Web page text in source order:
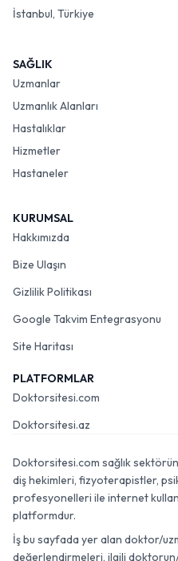
İstanbul, Türkiye
SAĞLIK
Uzmanlar
Uzmanlık Alanları
Hastalıklar
Hizmetler
Hastaneler
KURUMSAL
Hakkımızda
Bize Ulaşın
Gizlilik Politikası
Google Takvim Entegrasyonu
Site Haritası
PLATFORMLAR
Doktorsitesi.com
Doktorsitesi.az
Doktorsitesi.com sağlık
diş hekimleri, fizyoterapistler,
profesyonelleri ile internet
platformdur.
İş bu sayfada yer alan doktor/
değerlendirmeleri, ilgili